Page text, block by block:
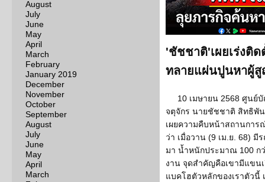
August
July
June
May
April
March
February
January 2019
December
November
October
September
August
July
June
May
April
March
'ชัชชาติ'เผยเร่งติ
ทลายแผ่นปูนหาผู้
10 เมษายน 2568 ศูนย์
จตุจักร นายชัชชาติ สิทธิพัน
เผยความคืบหน้าสถานการ
ว่า เมื่อวาน (9 เม.ย. 68)
มา น้ำหนักประมาณ 100 ก
งาน จุดสำคัญคือเขามีแขน
แบคโฮตัวหลักของเราตัวนี้